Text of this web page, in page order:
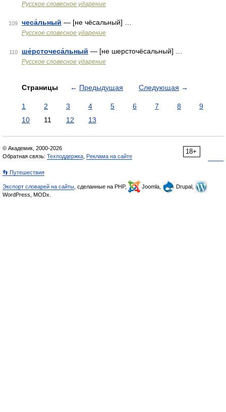
Русское словесное ударение
109 чеса́льный — [не чёсальный] …
Русское словесное ударение
110 ше́рсточеса́льный — [не шерсточёсальный] …
Русское словесное ударение
Страницы ← Предыдущая Следующая →
1 2 3 4 5 6 7 8
9
10
11 12 13
18+
© Академик, 2000-2026
Обратная связь: Техподдержка Реклама на сайте
👣 Путешествия
Экспорт словарей на сайты , сделанные на PHP, Joomla,
Drupal,
WordPress, MODx.